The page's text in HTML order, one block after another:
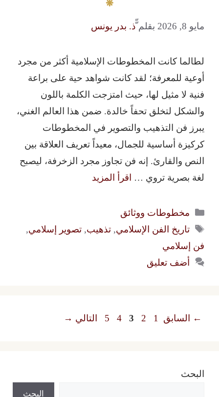
مايو 8, 2026 بقلمّّذ. بدر يونس
لطالما كانت المخطوطات الإسلامية أكثر من مجرد
أوعية للمعرفة؛ لقد كانت شواهد حية على براعة
فنية لا مثيل لها، حيث امتزجت الكلمة باللون
والشكل لتخلق تحفاً خالدة. ضمن هذا العالم الغني،
يبرز فن التذهيب والتصوير في المخطوطات
كركيزة أساسية للجمال، معيداً تعريف العلاقة بين
النص والقارئ. إنه فن تجاوز مجرد الزخرفة، ليصبح
لغة بصرية تروي …
اقرأ المزيد
التصنيفات
مخطوطات ووثائق
الوسوم
تاريخ الفن الإسلامي,تذهيب,تصوير إسلامي,
فن إسلامي
أضف تعليق
← السابق Page
1
Page
2
Page
3
Page
4
Page
5 التالي →
البحث
البحث